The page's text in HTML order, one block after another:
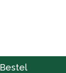
Bestel